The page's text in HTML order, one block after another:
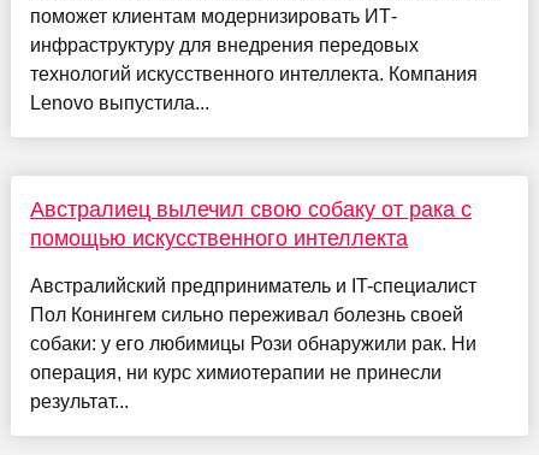
поможет клиентам модернизировать ИТ-
инфраструктуру для внедрения передовых
технологий искусственного интеллекта. Компания
Lenovo выпустила...
Австралиец вылечил свою собаку от рака с
помощью искусственного интеллекта
Австралийский предприниматель и IT-специалист
Пол Конингем сильно переживал болезнь своей
собаки: у его любимицы Рози обнаружили рак. Ни
операция, ни курс химиотерапии не принесли
результат...